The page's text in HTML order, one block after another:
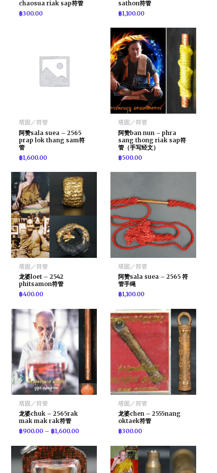
chaosua riak sap符管
฿300.00
sathon符管
฿1,100.00
塔固／符管
阿赞sala suea – 2565
prap lok thang sam符
管
฿1,600.00
塔固／符管
阿赞ban nun – phra
sang thong riak sap符
管（手写经文）
฿500.00
塔固／符管
龙婆loet – 2542
phitsamon符管
฿400.00
塔固／符管
阿赞sala suea – 2565 符
管手绳
฿1,100.00
塔固／符管
龙婆chuk – 2565rak
mak mak rak符管
฿900.00 – ฿1,600.00
塔固／符管
龙婆chen – 2555nang
oktaek符管
฿300.00